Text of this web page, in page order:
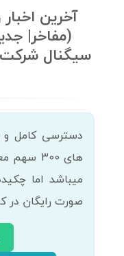
آخرین
(مفاخر|
سیگنال شرکت
دسترسی کامل و
میباشد اما
صورت رایگان در